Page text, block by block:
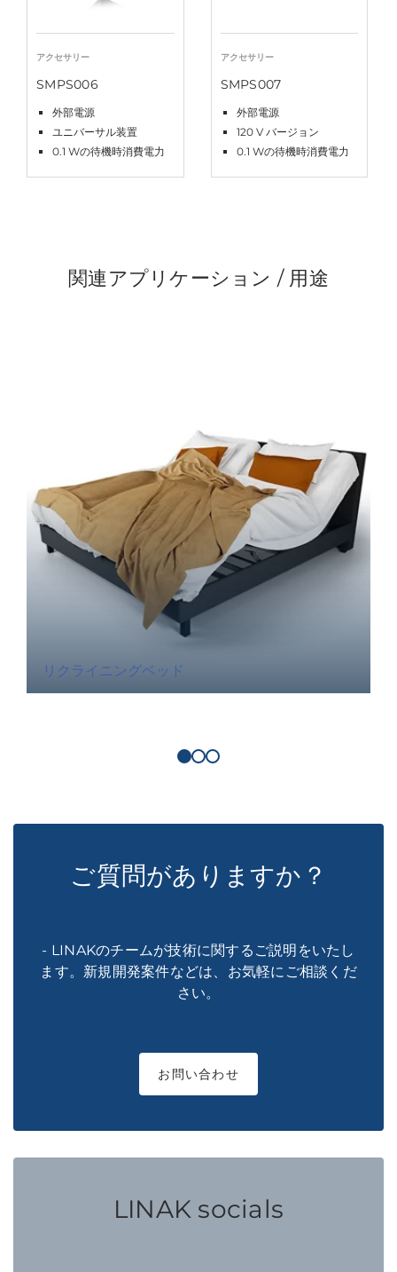
アクセサリー
SMPS006
外部電源
ユニバーサル装置
0.1 Wの待機時消費電力
アクセサリー
SMPS007
外部電源
120 V バージョン
0.1 Wの待機時消費電力
関連アプリケーション / 用途
リクライニングベッド
ご質問がありますか？
- LINAKのチームが技術に関するご説明をいたし
ます。新規開発案件などは、お気軽にご相談くだ
さい。
お問い合わせ
LINAK socials